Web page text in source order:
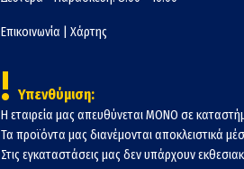
Επικοινωνία Χάρτης
! Υπενθύμιση:
Η εταιρεία μας απευθύνεται ΜΟΝΟ σε
Τα προϊόντα μας διανέμονται αποκλειστικά
Στις εγκαταστάσεις μας δεν υπάρχουν